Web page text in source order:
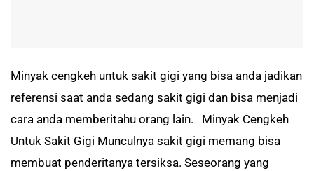
Minyak cengkeh untuk sakit gigi yang bisa anda jadikan
referensi saat anda sedang sakit gigi dan bisa menjadi
cara anda memberitahu orang lain. Minyak Cengkeh
Untuk Sakit Gigi Munculnya sakit gigi memang bisa
membuat penderitanya tersiksa. Seseorang yang